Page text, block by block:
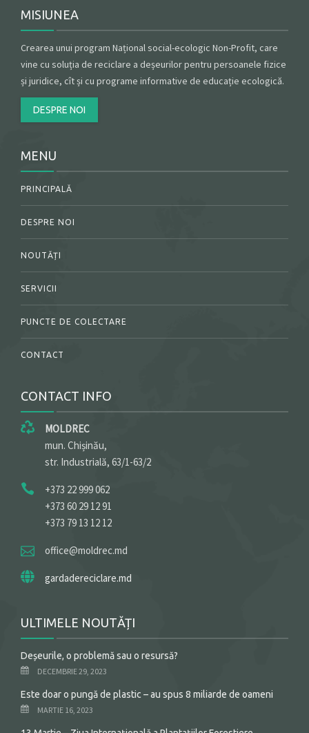
MISIUNEA
Crearea unui program Național social-ecologic Non-Profit, care
vine cu soluția de reciclare a deșeurilor pentru persoanele fizice
și juridice, cît și cu programe informative de educație ecologică.
DESPRE NOI
MENU
PRINCIPALĂ
DESPRE NOI
NOUTĂȚI
SERVICII
PUNCTE DE COLECTARE
CONTACT
CONTACT INFO
MOLDREC
mun. Chișinău,
str. Industrială, 63/1-63/2
+373 22 999 062
+373 60 29 12 91
+373 79 13 12 12
office@moldrec.md
gardadereciclare.md
ULTIMELE NOUTĂȚI
Deșeurile, o problemă sau o resursă?
DECEMBRIE 29, 2023
Este doar o pungă de plastic – au spus 8 miliarde de oameni
MARTIE 16, 2023